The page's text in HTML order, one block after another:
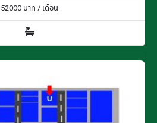
52000 บาท / เดือน